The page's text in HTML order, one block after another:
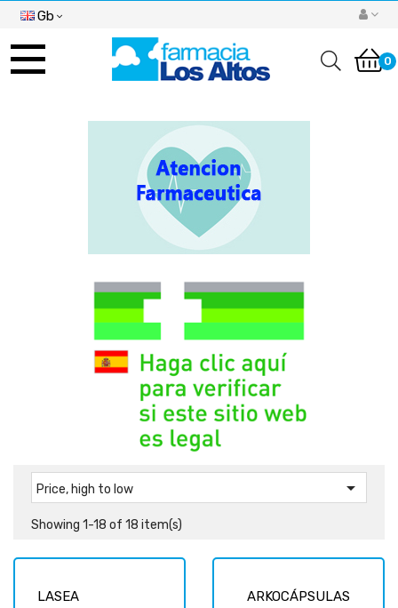
Gb
Toggle
navigation 0
Price, high to low 
Showing 1-18 of 18 item(s)
LASEA
ARKOCÁPSULAS